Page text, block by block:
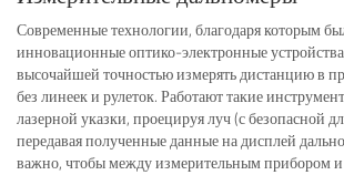
Современные технологии, благодаря которым
инновационные оптико-электронные
высочайшей точностью измерять дистанцию в
без линеек и рулеток. Работают такие
лазерной указки, проецируя луч (с безопасной
передавая полученные данные на дисплей
важно, чтобы между измерительным прибором и